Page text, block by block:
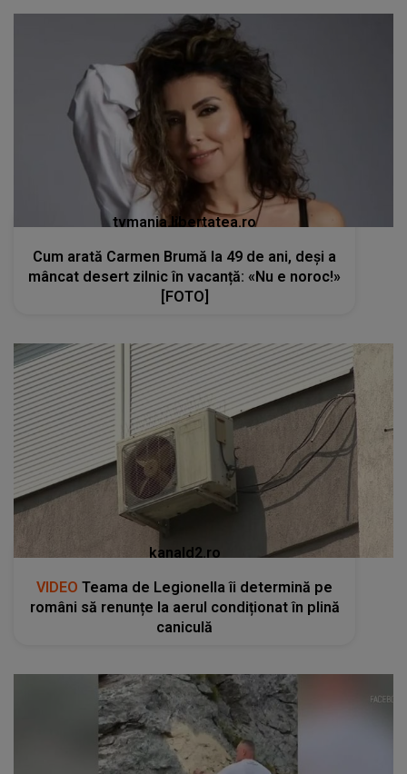
tvmania.libertatea.ro
Cum arată Carmen Brumă la 49 de ani, deși a
mâncat desert zilnic în vacanță: «Nu e noroc!»
[FOTO]
kanald2.ro
VIDEO Teama de Legionella îi determină pe
români să renunțe la aerul condiționat în plină
caniculă